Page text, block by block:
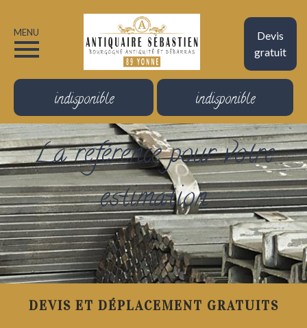
Devis
gratuit
MENU
indisponible indisponible
La référence pour votre
estimation
DEVIS ET DÉPLACEMENT GRATUITS